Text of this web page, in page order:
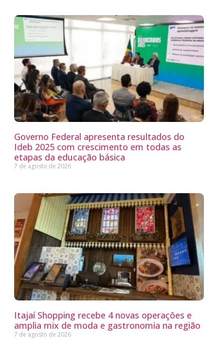
Governo Federal apresenta resultados do
Ideb 2025 com crescimento em todas as
etapas da educação básica
7 de agosto de 2026
Itajaí Shopping recebe 4 novas operações e
amplia mix de moda e gastronomia na região
7 de agosto de 2026